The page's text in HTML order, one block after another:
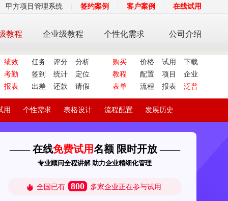
甲方项目管理系统 签约案例 客户案例 在线试用
教程 企业级教程 个性化需求 公司介绍
绩效 任务 评分
分析
考勤
签到 统计
定位
报表
出差 还款 请假
购买 价格 试用
下载
教程
配置 项目
企业
表单
流程 报表 泛普
用 个性需求 表格设计 流程配置 发展历史